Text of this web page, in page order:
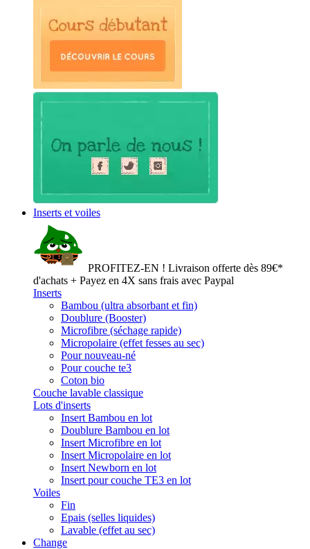
Inserts et voiles
PROFITEZ-EN ! Livraison offerte dès 89€*
d'achats + Payez en 4X sans frais avec Paypal
Inserts
Bambou (ultra absorbant et fin)
Doublure (Booster)
Microfibre (séchage rapide)
Micropolaire (effet fesses au sec)
Pour nouveau-né
Pour couche te3
Coton bio
Couche lavable classique
Lots d'inserts
Insert Bambou en lot
Doublure Bambou en lot
Insert Microfibre en lot
Insert Micropolaire en lot
Insert Newborn en lot
Insert pour couche TE3 en lot
Voiles
Fin
Epais (selles liquides)
Lavable (effet au sec)
Change